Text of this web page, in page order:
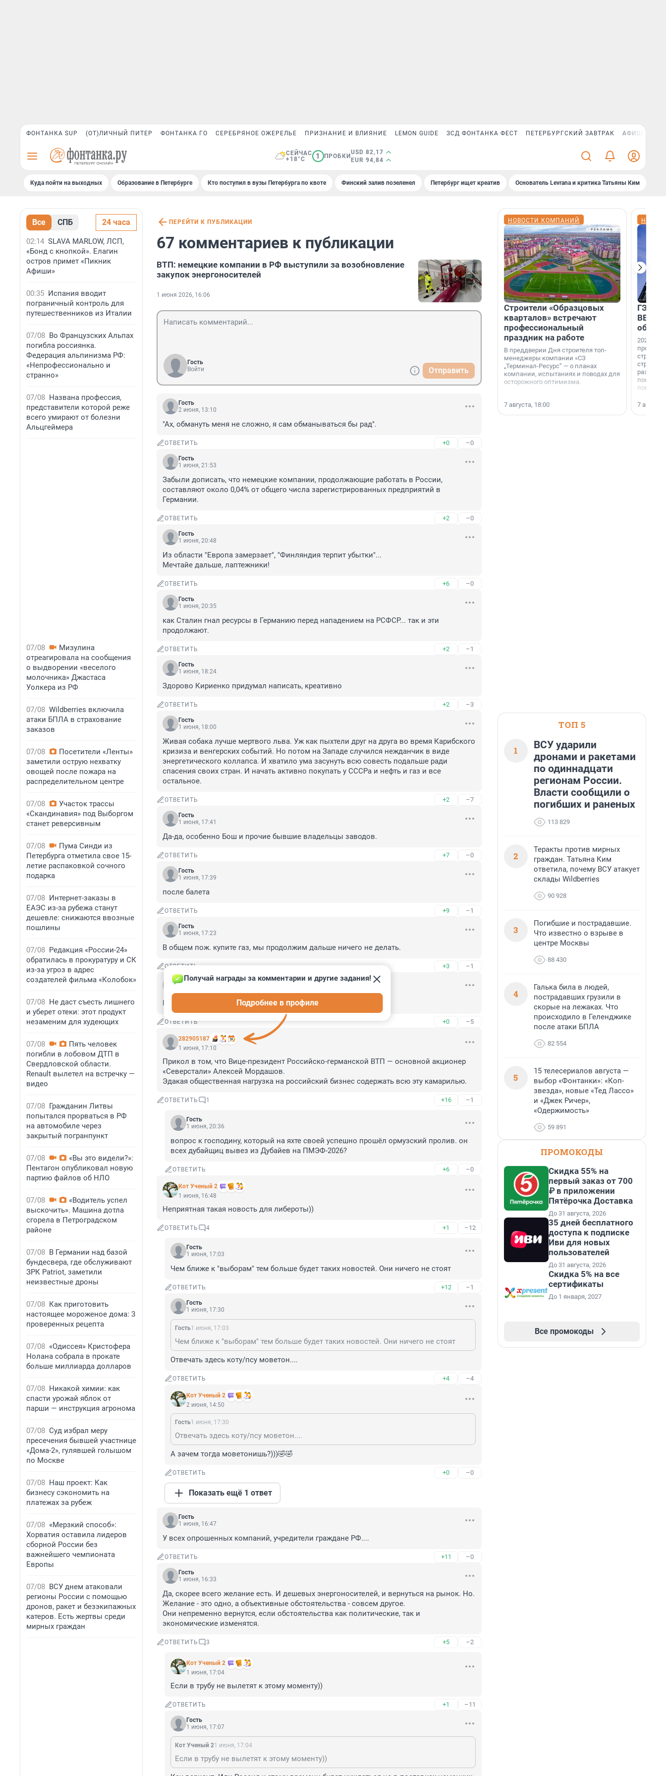
ФОНТАНКА SUP (ОТ)ЛИЧНЫЙ ПИТЕР ФОНТАНКА ГО СЕРЕБРЯНОЕ ОЖЕРЕЛЬЕ ПРИЗНАНИЕ И ВЛИЯНИЕ LEMON GUIDE ЗСД ФОНТАНКА ФЕСТ ПЕТЕРБУРГСКИЙ ЗАВТРАК АФИША PLUS
СЕЙЧАС
+18°C
1 ПРОБКИ
USD 82,17
EUR 94,84
Куда пойти на выходных Образование в Петербурге Кто поступил в вузы Петербурга по квоте Финский залив позеленел Петербург ищет креатив Основатель Levrana и критика Татьяны Ким
Все СПБ 24 часа
02:14 SLAVA MARLOW, ЛСП,
«Бонд с кнопкой». Елагин
остров примет «Пикник
Афиши»
00:35 Испания вводит
пограничный контроль для
путешественников из Италии
07/08 Во Французских Альпах
погибла россиянка.
Федерация альпинизма РФ:
«Непрофессионально и
странно»
07/08 Названа профессия,
представители которой реже
всего умирают от болезни
Альцгеймера
07/08
Мизулина
отреагировала на сообщения
о выдворении «веселого
молочника» Джастаса
Уолкера из РФ
07/08 Wildberries включила
атаки БПЛА в страхование
заказов
07/08
Посетители «Ленты»
заметили острую нехватку
овощей после пожара на
распределительном центре
07/08
Участок трассы
«Скандинавия» под Выборгом
станет реверсивным
07/08
Пума Синди из
Петербурга отметила свое 15-
летие распаковкой сочного
подарка
07/08 Интернет-заказы в
ЕАЭС из-за рубежа станут
дешевле: снижаются ввозные
пошлины
07/08 Редакция «России-24»
обратилась в прокуратуру и СК
из-за угроз в адрес
создателей фильма «Колобок»
07/08 Не даст съесть лишнего
и уберет отеки: этот продукт
незаменим для худеющих
07/08
Пять человек
погибли в лобовом ДТП в
Свердловской области.
Renault вылетел на встречку —
видео
07/08 Гражданин Литвы
попытался прорваться в РФ
на автомобиле через
закрытый погранпункт
07/08
«Вы это видели?»:
Пентагон опубликовал новую
партию файлов об НЛО
07/08
«Водитель успел
выскочить». Машина дотла
сгорела в Петроградском
районе
07/08 В Германии над базой
бундесвера, где обслуживают
ЗРК Patriot, заметили
неизвестные дроны
07/08 Как приготовить
настоящее мороженое дома: 3
проверенных рецепта
07/08 «Одиссея» Кристофера
Нолана собрала в прокате
больше миллиарда долларов
07/08 Никакой химии: как
спасти урожай яблок от
парши — инструкция агронома
07/08 Суд избрал меру
пресечения бывшей участнице
«Дома-2», гулявшей голышом
по Москве
07/08 Наш проект: Как
бизнесу сэкономить на
платежах за рубеж
07/08 «Мерзкий способ»:
Хорватия оставила лидеров
сборной России без
важнейшего чемпионата
Европы
07/08 ВСУ днем атаковали
регионы России с помощью
дронов, ракет и безэкипажных
катеров. Есть жертвы среди
мирных граждан
ПЕРЕЙТИ К ПУБЛИКАЦИИ
67 комментариев к публикации
ВТП: немецкие компании в РФ выступили за возобновление
закупок энергоносителей
1 июня 2026, 16:06
Гость
Войти
Отправить
Гость
2 июня, 13:10
"Ах, обмануть меня не сложно, я сам обманываться бы рад".
ОТВЕТИТЬ +0 –0
Гость
1 июня, 21:53
Забыли дописать, что немецкие компании, продолжающие работать в России,
составляют около 0,04% от общего числа зарегистрированных предприятий в
Германии.
ОТВЕТИТЬ +2 –0
Гость
1 июня, 20:48
Из области "Европа замерзает", "Финляндия терпит убытки"...
Мечтайе дальше, лаптежники!
ОТВЕТИТЬ +6 –0
Гость
1 июня, 20:35
как Сталин гнал ресурсы в Германию перед нападением на РСФСР... так и эти
продолжают.
ОТВЕТИТЬ +2 –1
Гость
1 июня, 18:24
Здорово Кириенко придумал написать, креативно
ОТВЕТИТЬ +2 –3
Гость
1 июня, 18:00
Живая собака лучше мертвого льва. Уж как пыхтели друг на друга во время Карибского
кризиза и венгерских событий. Но потом на Западе случился нежданчик в виде
энергетического коллапса. И хватило ума засунуть всю совесть подальше ради
спасения своих стран. И начать активно покупать у СССРа и нефть и газ и все
остальное.
ОТВЕТИТЬ +2 –7
Гость
1 июня, 17:41
Да-да, особенно Бош и прочие бывшие владельцы заводов.
ОТВЕТИТЬ +7 –0
Гость
1 июня, 17:39
после балета
ОТВЕТИТЬ +9 –1
Гость
1 июня, 17:23
В общем пож. купите газ, мы продолжим дальше ничего не делать.
ОТВЕТИТЬ +3 –1
Гость
Нет уж! Загибайтесь сами... без никому!
ОТВЕТИТЬ +0 –5
282905187
Получай награды за комментарии и другие задания!
Подробнее в профиле
1 июня, 17:10
Прикол в том, что Вице-президент Российско-германской ВТП — основной акционер
«Северстали» Алексей Мордашов.
Эдакая общественная нагрузка на российский бизнес содержать всю эту камарилью.
ОТВЕТИТЬ 1 +16 –1
Гость
1 июня, 20:36
вопрос к господину, который на яхте своей успешно прошёл ормузский пролив. он
всех дубайщиц вывез из Дубайев на ПМЭФ-2026?
ОТВЕТИТЬ +6 –0
Кот Ученый 2
1 июня, 16:48
Неприятная такая новость для либероты))
ОТВЕТИТЬ 4 +1 –12
Гость
1 июня, 17:03
Чем ближе к "выборам" тем больше будет таких новостей. Они ничего не стоят
ОТВЕТИТЬ +12 –1
Гость
1 июня, 17:30
Гость1 июня, 17:03
Чем ближе к "выборам" тем больше будет таких новостей. Они ничего не стоят
Отвечать здесь коту/псу моветон....
ОТВЕТИТЬ +4 –4
Кот Ученый 2
2 июня, 14:50
Гость1 июня, 17:30
Отвечать здесь коту/псу моветон....
А зачем тогда моветонишь?)))🤣🤣
ОТВЕТИТЬ +0 –0
Показать ещё 1 ответ
Гость
1 июня, 16:47
У всех опрошенных компаний, учредители граждане РФ....
ОТВЕТИТЬ +11 –0
Гость
1 июня, 16:33
Да, скорее всего желание есть. И дешевых энергоносителей, и вернуться на рынок. Но.
Желание - это одно, а объективные обстоятельства - совсем другое.
Они непременно вернутся, если обстоятельства как политические, так и
экономические изменятся.
ОТВЕТИТЬ 3 +5 –2
Кот Ученый 2
1 июня, 17:04
Если в трубу не вылетят к этому моменту))
ОТВЕТИТЬ +1 –11
Гость
1 июня, 17:07
Кот Ученый 21 июня, 17:04
Если в трубу не вылетят к этому моменту))
НОВОСТИ КОМПАНИЙ
Строители «Образцовых
кварталов» встречают
профессиональный
праздник на работе
В преддверии Дня строителя топ-
менеджеры компании «СЗ
„Терминал-Ресурс“ — о планах
компании, испытаниях и поводах для
осторожного оптимизма.
7 августа, 18:00
ГЭС,
ВВП: в
об
2026-й —
раз. В
7
ТОП 5
1
ВСУ ударили
дронами и ракетами
по одиннадцати
регионам России.
Власти сообщили о
погибших и раненых
113 829
2
Теракты против мирных
граждан. Татьяна Ким
ответила, почему ВСУ атакует
склады Wildberries
90 928
3
Погибшие и пострадавшие.
Что известно о взрыве в
центре Москвы
88 430
4
Галька била в людей,
пострадавших грузили в
скорые на лежаках. Что
происходило в Геленджике
после атаки БПЛА
82 554
5
15 телесериалов августа —
выбор «Фонтанки»: «Коп-
звезда», новые «Тед Лассо»
и «Джек Ричер»,
«Одержимость»
59 891
ПРОМОКОДЫ
Скидка 55% на
первый заказ от 700
₽ в приложении
Пятёрочка Доставка
До 31 августа, 2026
35 дней бесплатного
доступа к подписке
Иви для новых
пользователей
До 31 августа, 2026
Скидка 5% на все
сертификаты
До 1 января, 2027
Все промокоды